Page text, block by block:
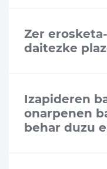
Zer
daitezke
Izapideren
onarpenen
behar duzu